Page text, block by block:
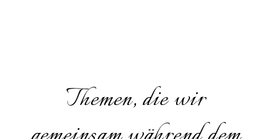
Themen, die wir
gemeinsam während dem